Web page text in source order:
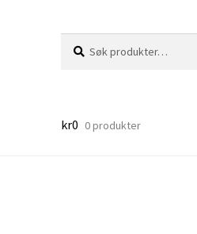
etter:
kr0 0 produkter